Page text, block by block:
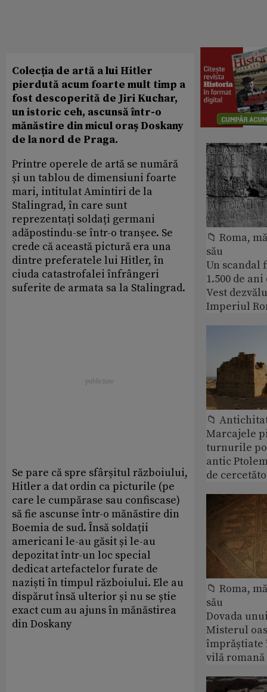
Colecția de artă a lui Hitler
pierdută acum foarte mult timp a
fost descoperită de Jiri Kuchar,
un istoric ceh, ascunsă într-o
mănăstire din micul oraș Doskany
de la nord de Praga.
Printre operele de artă se numără
și un tablou de dimensiuni foarte
mari, intitulat Amintiri de la
Stalingrad, în care sunt
reprezentați soldați germani
adăpostindu-se într-o tranșee. Se
crede că această pictură era una
dintre preferatele lui Hitler, în
ciuda catastrofalei înfrângeri
suferite de armata sa la Stalingrad.
Se pare că spre sfârșitul războiului,
Hitler a dat ordin ca picturile (pe
care le cumpărase sau confiscase)
să fie ascunse într-o mănăstire din
Boemia de sud. Însă soldații
americani le-au găsit și le-au
depozitat într-un loc special
dedicat artefactelor furate de
naziști în timpul războiului. Ele au
dispărut însă ulterior și nu se știe
exact cum au ajuns în mănăstirea
din Doskany
📁 Roma,
său
Un scandal
1.500 de
Vest
Imperiul
📁
Marcajele
turnurile
antic
de
📁 Roma,
său
Dovada
Misterul
împrăștiate
vilă romană